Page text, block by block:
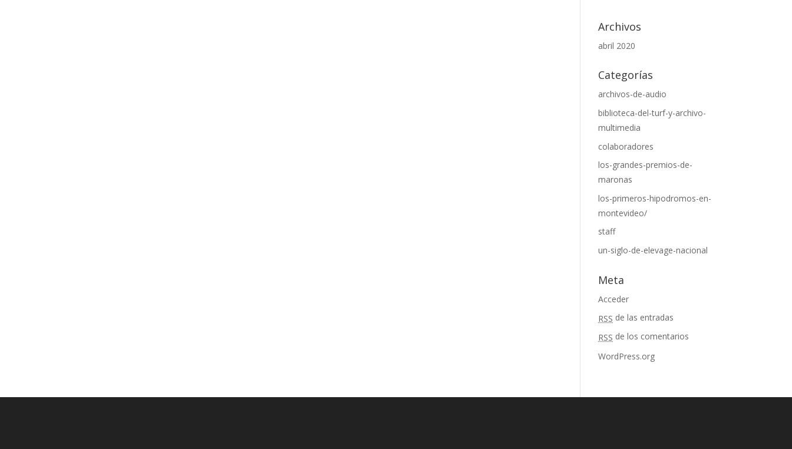
Archivos
abril 2020
Categorías
archivos-de-audio
biblioteca-del-turf-y-archivo-
multimedia
colaboradores
los-grandes-premios-de-
maronas
los-primeros-hipodromos-en-
montevideo/
staff
un-siglo-de-elevage-nacional
Meta
Acceder
RSS de las entradas
RSS de los comentarios
WordPress.org